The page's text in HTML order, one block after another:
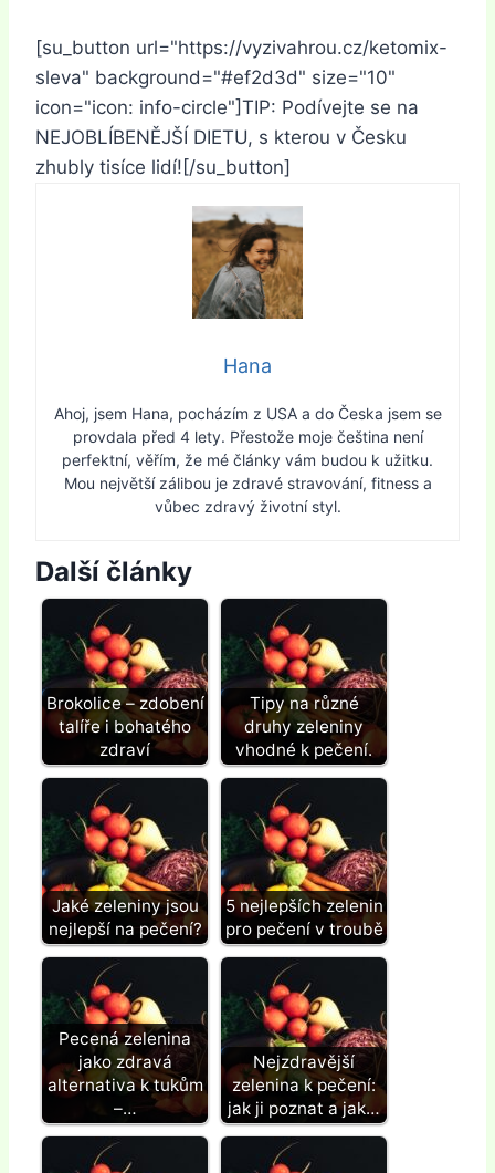
[su_button url="https://vyzivahrou.cz/ketomix-
sleva" background="#ef2d3d" size="10"
icon="icon: info-circle"]TIP: Podívejte se na
NEJOBLÍBENĚJŠÍ DIETU, s kterou v Česku
zhubly tisíce lidí![/su_button]
Hana
Ahoj, jsem Hana, pocházím z USA a do Česka jsem se
provdala před 4 lety. Přestože moje čeština není
perfektní, věřím, že mé články vám budou k užitku.
Mou největší zálibou je zdravé stravování, fitness a
vůbec zdravý životní styl.
Další články
Brokolice – zdobení
talíře i bohatého
zdraví
Tipy na různé
druhy zeleniny
vhodné k pečení.
Jaké zeleniny jsou
nejlepší na pečení?
5 nejlepších zelenin
pro pečení v troubě
Pecená zelenina
jako zdravá
alternativa k tukům
–…
Nejzdravější
zelenina k pečení:
jak ji poznat a jak…